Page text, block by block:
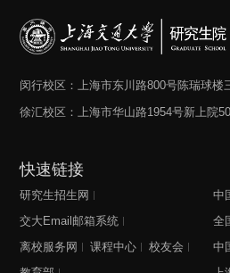
闵行校区：上海市东川路800号陈瑞球楼
徐汇校区：上海市华山路1954号新上院
快速链接
研究生招生网
交大Email邮箱系统
离校服务网
课程中心
校友会
中
全
中